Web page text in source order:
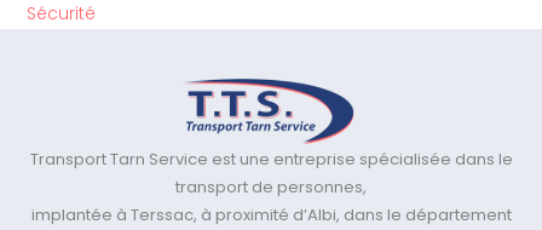
Sécurité
Transport Tarn Service est une entreprise spécialisée dans le
transport de personnes,
implantée à Terssac, à proximité d’Albi, dans le département